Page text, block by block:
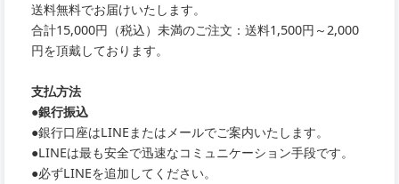
送料無料でお届けいたします。
合計15,000円（税込）未満のご注文：送料1,500円～2,000
円を頂戴しております。
支払方法
●銀行振込
●銀行口座はLINEまたはメールでご案内いたします。
●LINEは最も安全で迅速なコミュニケーション手段です。
●必ずLINEを追加してください。